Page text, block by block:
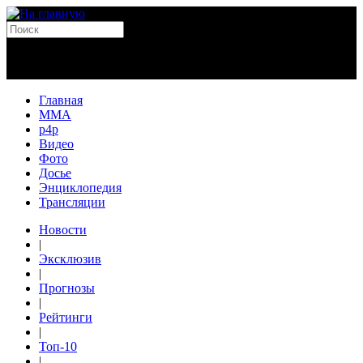
Главная
MMA
p4p
Видео
Фото
Досье
Энциклопедия
Трансляции
Новости
|
Эксклюзив
|
Прогнозы
|
Рейтинги
|
Топ-10